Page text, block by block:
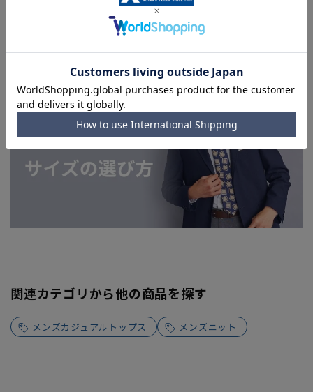
■店舗や各モールサイトと商品在庫を共有しております関係
上、ご注文いただいたタイミングにより欠品が発生し、ご注文
てはお急ぎ発送サービスを選択できない場合がございます。)
関連カテゴリから他の商品を探す
メンズカジュアルトップス メンズニット